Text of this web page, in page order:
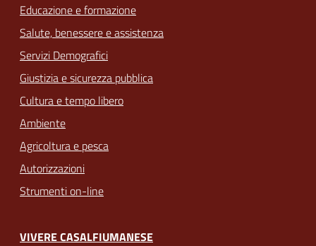
Educazione e formazione
Salute, benessere e assistenza
Servizi Demografici
Giustizia e sicurezza pubblica
Cultura e tempo libero
Ambiente
Agricoltura e pesca
Autorizzazioni
Strumenti on-line
VIVERE CASALFIUMANESE